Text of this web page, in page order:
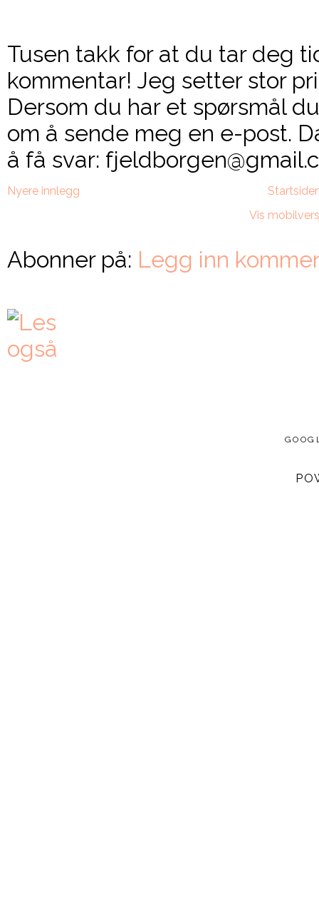
Tusen takk for at du tar deg
kommentar! Jeg setter stor
Dersom du har et spørsmål
om å sende meg en e-post.
å få svar:
Nyere innlegg
Vis
Abonner på: Legg inn